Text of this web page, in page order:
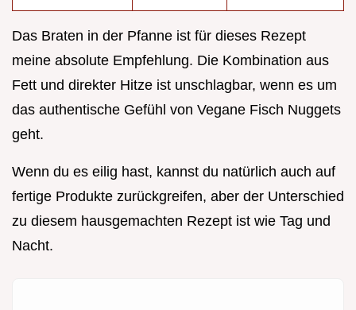
Das Braten in der Pfanne ist für dieses Rezept
meine absolute Empfehlung. Die Kombination aus
Fett und direkter Hitze ist unschlagbar, wenn es um
das authentische Gefühl von Vegane Fisch Nuggets
geht.
Wenn du es eilig hast, kannst du natürlich auch auf
fertige Produkte zurückgreifen, aber der Unterschied
zu diesem hausgemachten Rezept ist wie Tag und
Nacht.